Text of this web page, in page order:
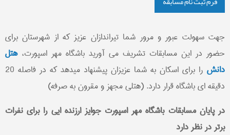
جهت سهولت عبور و مرور شما تیراندازان عزیز که از شهرستان برای
حضور در این مسابقات تشریف می آورید باشگاه مهر اسپورت،هتل
دانش
را برای اسکان به شما عزیزان پیشنهاد میدهد که در فاصله 20
دقیقه ای باشگاه قرار دارد. (هتلی مجهز و مقرون به صرفه)
در پایان مسابقات باشگاه مهر اسپورت جوایز ارزنده ایی را برای نفرات
برتر در نظر دارد